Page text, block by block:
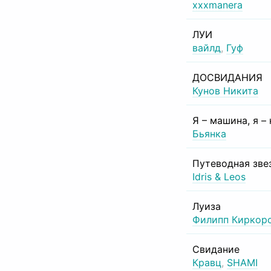
xxxmanera
ЛУИ
вайлд, Гуф
ДОСВИДАНИЯ
Кунов Никита
Я – машина, я –
Бьянка
Путеводная
Idris & Leos
Луиза
Филипп
Свидание
Кравц, SHAMI